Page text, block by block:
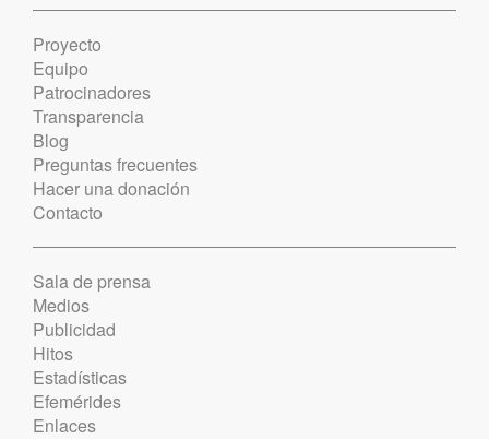
Proyecto
Equipo
Patrocinadores
Transparencia
Blog
Preguntas frecuentes
Hacer una donación
Contacto
Sala de prensa
Medios
Publicidad
Hitos
Estadísticas
Efemérides
Enlaces